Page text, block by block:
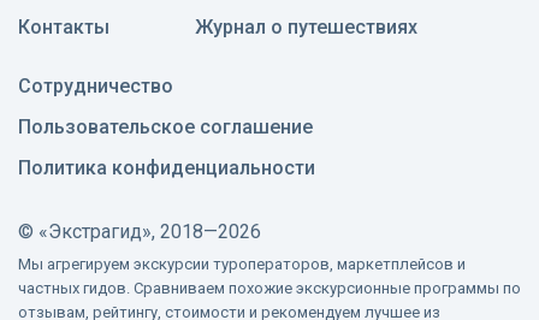
Контакты
Журнал о путешествиях
Сотрудничество
Пользовательское соглашение
Политика конфиденциальности
© «Экстрагид», 2018—2026
Мы агрегируем экскурсии туроператоров, маркетплейсов и
частных гидов. Сравниваем похожие экскурсионные программы по
отзывам, рейтингу, стоимости и рекомендуем лучшее из